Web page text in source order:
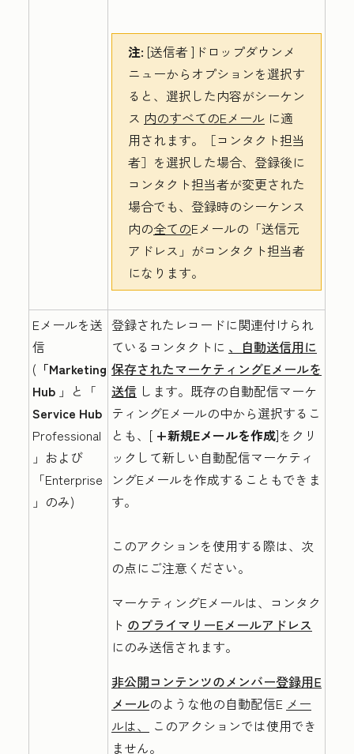
注: [送信者]ドロップダウンメ
ニューからオプションを選択す
ると、選択した内容がシーケン
ス 内のすべてのEメール に適
用されます。
［コンタクト担当
者］を選択した場合、登録後に
コンタクト担当者が変更された
場合でも、登録時のシーケンス
内の全てのEメールの 「送信元
アドレス」がコンタクト担当者
になります。
Eメールを送
信
( 「Marketing
Hub 」と「
Service Hub
Professional
」および
「Enterprise
」のみ)
登録されたレコードに関連付けられ
ているコンタクトに 、自動送信用に
保存されたマーケティングEメールを
送信 します。既存の自動配信マーケ
ティングEメールの中から選択するこ
とも、[ +新規Eメールを作成]をクリ
ックして新しい自動配信マーケティ
ングEメールを作成することもできま
す。
このアクションを使用する際は、次
の点にご注意ください。
マーケティングEメールは、コンタク
ト のプライマリーEメールアドレス
にのみ送信されます。
非公開コンテンツのメンバー登録用E
メールのような他の自動配信E メー
ルは、
このアクションでは使用でき
ません。